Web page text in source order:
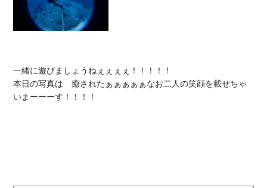
一緒に遊びましょうねぇぇぇぇ！！！！！
本日の写真は　癒されたぁぁぁぁぁなお二人の笑顔を載せちゃ
いまーーーす！！！！